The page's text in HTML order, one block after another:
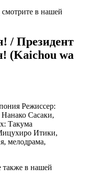
смотрите в нашей
/ Президент
(Kaichou wa
Режиссер:
Сасаки,
Такума
Итики,
мелодрама,
также в нашей